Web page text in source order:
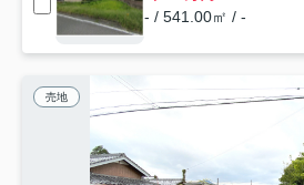
- / 541.00㎡ / -
売地